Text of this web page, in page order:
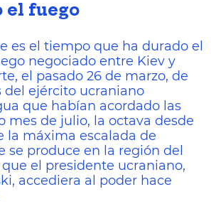
el fuego
es el tiempo que ha durado el
negociado entre Kiev y
el pasado 26 de marzo, de
del ejército ucraniano
que habían acordado las
mes de julio, la octava desde
la máxima escalada de
se produce en la región del
el presidente ucraniano,
accediera al poder hace